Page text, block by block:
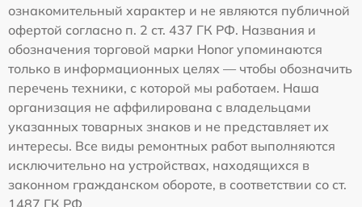
ознакомительный характер и не являются публичной
офертой согласно п. 2 ст. 437 ГК РФ. Названия и
обозначения торговой марки Honor упоминаются
только в информационных целях — чтобы обозначить
перечень техники, с которой мы работаем. Наша
организация не аффилирована с владельцами
указанных товарных знаков и не представляет их
интересы. Все виды ремонтных работ выполняются
исключительно на устройствах, находящихся в
законном гражданском обороте, в соответствии со ст.